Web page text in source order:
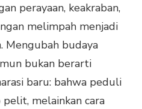
perayaan, keakraban,
melimpah menjadi
Mengubah budaya
bukan berarti
baru: bahwa peduli
pelit, melainkan cara